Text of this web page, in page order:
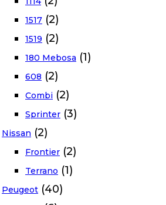
1517 (2)
1519 (2)
180 Mebosa (1)
608 (2)
Combi (2)
Sprinter (3)
Nissan (2)
Frontier (2)
Terrano (1)
Peugeot (40)